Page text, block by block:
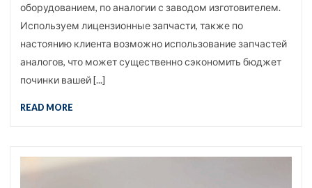
оборудованием, по аналогии с заводом изготовителем.
Используем лицензионные запчасти, также по
настоянию клиента возможно использование запчастей
аналогов, что может существенно сэкономить бюджет
починки вашей [...]
READ MORE